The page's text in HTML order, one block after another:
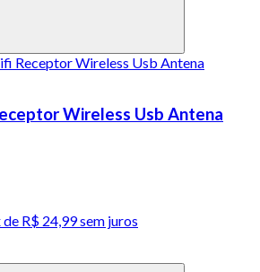
Wireless Usb Antena
de R$ 24,99sem juros